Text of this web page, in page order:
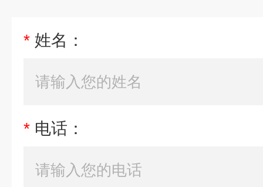
* 姓名：
* 电话：